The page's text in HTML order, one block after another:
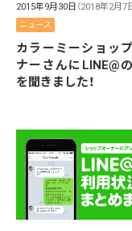
2015年9月30日 （2018年2月7
ニュース
カラーミーショッ
ナーさんにLINE@
を聞きました！